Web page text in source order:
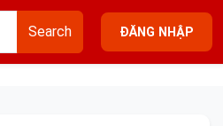
Search ĐĂNG NHẬP